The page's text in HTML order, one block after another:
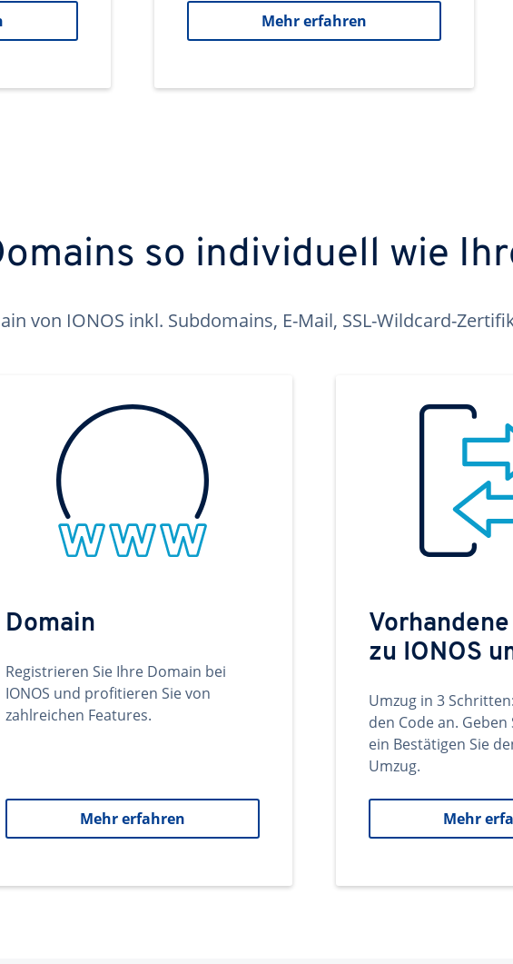
Mehr erfahren
so individuell wie
von IONOS inkl. Subdomains, E-Mail, SSL-Wildcard-
Domain
Registrieren Sie Ihre Domain bei
IONOS und profitieren Sie von
zahlreichen Features.
Mehr erfahren
zu IONOS
Umzug in 3
den Code an.
ein Bestätigen Sie
Umzug.
Mehr